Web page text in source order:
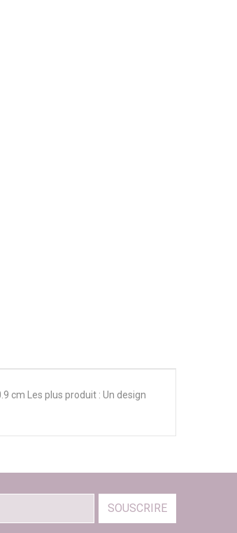
cm Les plus produit : Un design
SOUSCRIRE